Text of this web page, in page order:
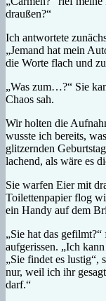
draußen?“
Ich antwortete
„Jemand hat mein
die Worte flach und
„Was zum…?“ Sie
Chaos sah.
Wir holten die
wusste ich bereits,
glitzernden
lachend, als wäre es
Sie warfen Eier mit
Toilettenpapier flog
ein Handy auf dem
„Sie hat das
aufgerissen. „Ich
„Sie findet es lustig“,
nur, weil ich ihr
darf.“